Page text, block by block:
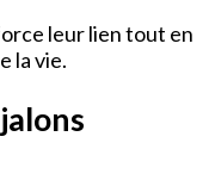
leur lien tout en
la vie.